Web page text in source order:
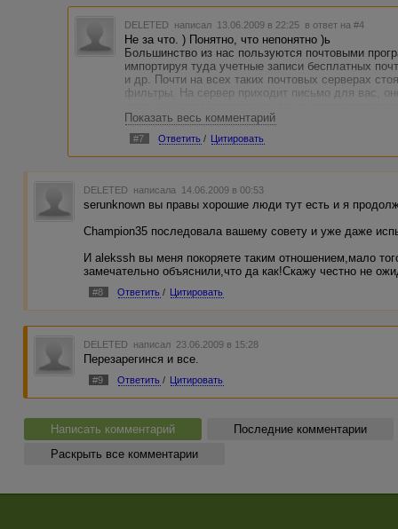
DELETED написал 13.06.2009 в 22:25 в ответ на #4
Не за что. ) Понятно, что непонятно )ь
Большинство из нас пользуются почтовыми
импортируя туда учетные записи бесплатных
и др. Почти на всех таких почтовых серверах
фильтры. На сервер приходит письмо для вас,
последующей пересылкой в вашу почтовую
Посмотреть эту папку можно ТОЛЬКО зайдя на
yandex.ru. Большинство регистраций на новые
"Спам" и не доходят до вашего почтового
Показать весь комментарий
#7 Ответить / Цитировать
DELETED написала 14.06.2009 в 00:53
serunknown вы правы хорошие люди тут есть и я
Champion35 последовала вашему совету и уже даже
И alekssh вы меня покоряете таким отношением,мало
замечательно объяснили,что да как!Скажу честно не
#8 Ответить / Цитировать
DELETED написал 23.06.2009 в 15:28
Перезарегинся и все.
#9 Ответить / Цитировать
Написать комментарий
Последние комментарии
Раскрыть все комментарии